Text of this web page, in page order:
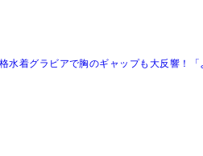
水着グラビアで胸のギャップも大反響！